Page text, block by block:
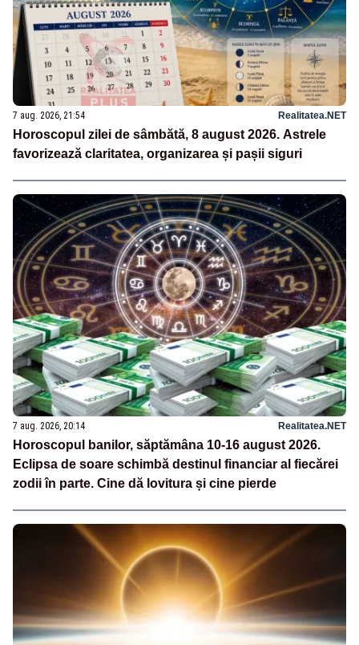
7 aug. 2026, 21:54 Realitatea.NET
Horoscopul zilei de sâmbătă, 8 august 2026. Astrele
favorizează claritatea, organizarea și pașii siguri
7 aug. 2026, 20:14 Realitatea.NET
Horoscopul banilor, săptămâna 10-16 august 2026.
Eclipsa de soare schimbă destinul financiar al fiecărei
zodii în parte. Cine dă lovitura și cine pierde